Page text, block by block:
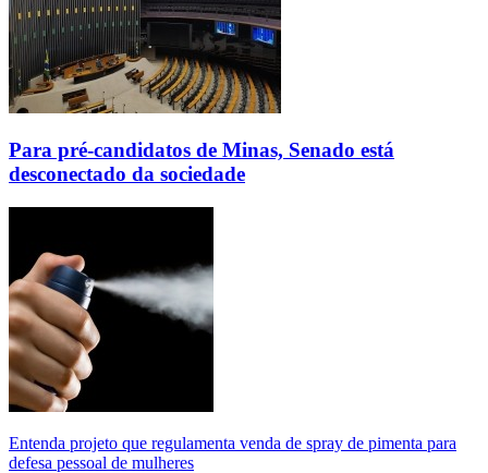
Para pré-candidatos de Minas, Senado está
desconectado da sociedade
Entenda projeto que regulamenta venda de spray de pimenta para
defesa pessoal de mulheres